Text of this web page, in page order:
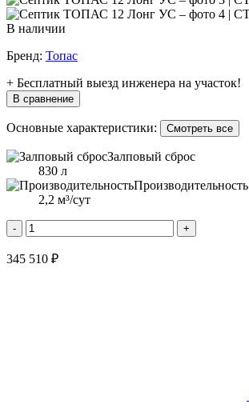
В наличии
Бренд: Топас
+ Бесплатный выезд инженера на участок!
В сравнение
Основные характеристики: Смотреть все
Залповый сброс
830 л
Производительность
2,2 м³/сут
- +
345 510 ₽